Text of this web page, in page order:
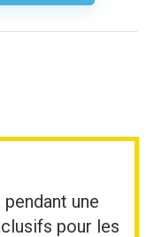
une
pour les